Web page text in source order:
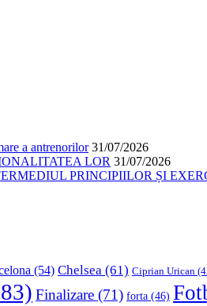
a antrenorilor 31/07/2026
LOR 31/07/2026
PRINCIPIILOR ȘI
(54) Chelsea (61) Ciprian Urican
Finalizare (71) forta (46)